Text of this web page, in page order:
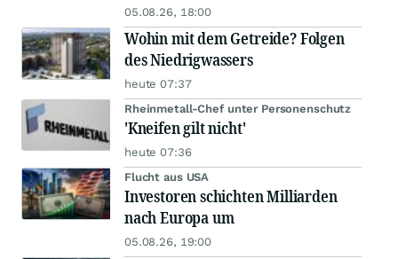
05.08.26, 18:00
Wohin mit dem Getreide? Folgen
des Niedrigwassers
heute 07:37
Rheinmetall-Chef unter Personenschutz
'Kneifen gilt nicht'
heute 07:36
Flucht aus USA
Investoren schichten Milliarden
nach Europa um
05.08.26, 19:00